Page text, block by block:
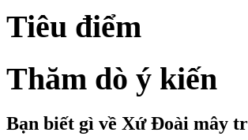
Tiêu điểm
Thăm dò ý kiến
Bạn biết gì về Xứ Đoài mây